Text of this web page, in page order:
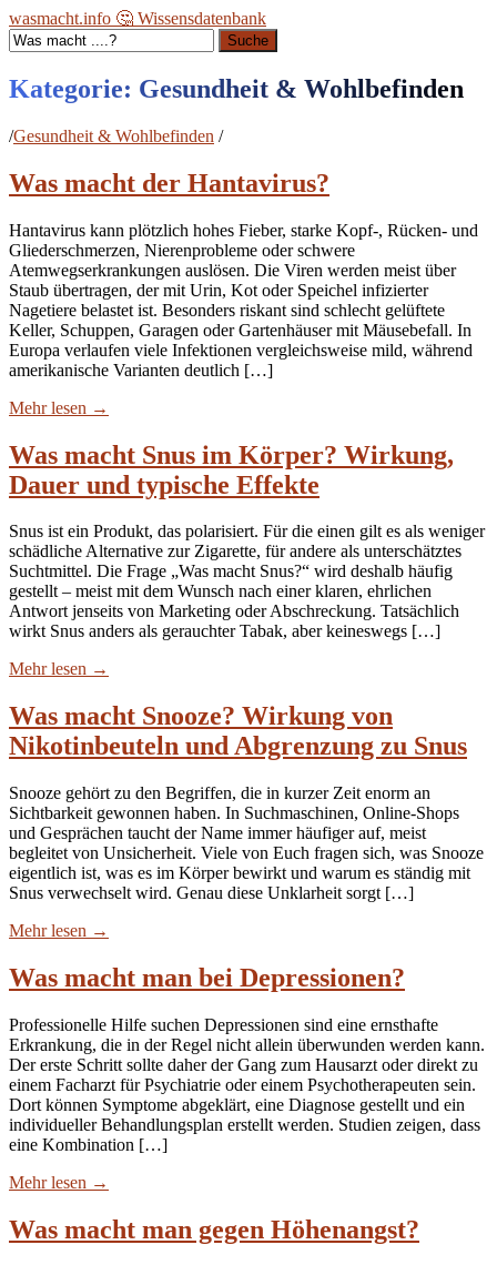
wasmacht.info 🤔 Wissensdatenbank
Suche
Kategorie: Gesundheit & Wohlbefinden
/Gesundheit & Wohlbefinden /
Was macht der Hantavirus?
Hantavirus kann plötzlich hohes Fieber, starke Kopf-, Rücken- und
Gliederschmerzen, Nierenprobleme oder schwere
Atemwegserkrankungen auslösen. Die Viren werden meist über
Staub übertragen, der mit Urin, Kot oder Speichel infizierter
Nagetiere belastet ist. Besonders riskant sind schlecht gelüftete
Keller, Schuppen, Garagen oder Gartenhäuser mit Mäusebefall. In
Europa verlaufen viele Infektionen vergleichsweise mild, während
amerikanische Varianten deutlich […]
Mehr lesen →
Was macht Snus im Körper? Wirkung,
Dauer und typische Effekte
Snus ist ein Produkt, das polarisiert. Für die einen gilt es als weniger
schädliche Alternative zur Zigarette, für andere als unterschätztes
Suchtmittel. Die Frage „Was macht Snus?“ wird deshalb häufig
gestellt – meist mit dem Wunsch nach einer klaren, ehrlichen
Antwort jenseits von Marketing oder Abschreckung. Tatsächlich
wirkt Snus anders als gerauchter Tabak, aber keineswegs […]
Mehr lesen →
Was macht Snooze? Wirkung von
Nikotinbeuteln und Abgrenzung zu Snus
Snooze gehört zu den Begriffen, die in kurzer Zeit enorm an
Sichtbarkeit gewonnen haben. In Suchmaschinen, Online-Shops
und Gesprächen taucht der Name immer häufiger auf, meist
begleitet von Unsicherheit. Viele von Euch fragen sich, was Snooze
eigentlich ist, was es im Körper bewirkt und warum es ständig mit
Snus verwechselt wird. Genau diese Unklarheit sorgt […]
Mehr lesen →
Was macht man bei Depressionen?
Professionelle Hilfe suchen Depressionen sind eine ernsthafte
Erkrankung, die in der Regel nicht allein überwunden werden kann.
Der erste Schritt sollte daher der Gang zum Hausarzt oder direkt zu
einem Facharzt für Psychiatrie oder einem Psychotherapeuten sein.
Dort können Symptome abgeklärt, eine Diagnose gestellt und ein
individueller Behandlungsplan erstellt werden. Studien zeigen, dass
eine Kombination […]
Mehr lesen →
Was macht man gegen Höhenangst?